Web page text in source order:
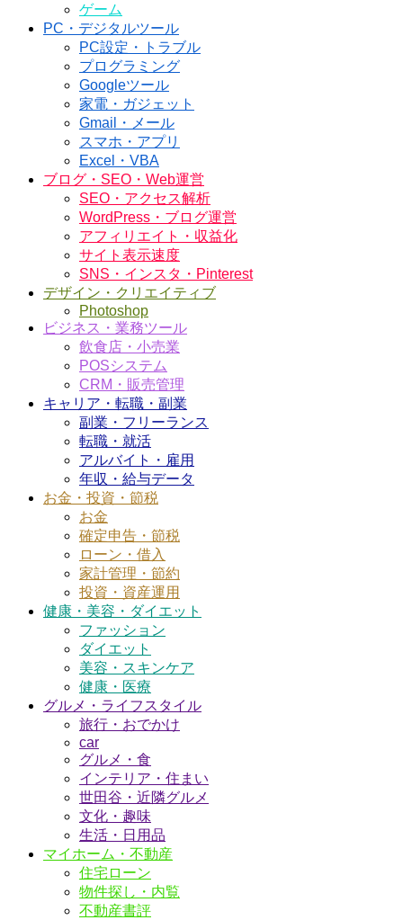
ゲーム
PC・デジタルツール
PC設定・トラブル
プログラミング
Googleツール
家電・ガジェット
Gmail・メール
スマホ・アプリ
Excel・VBA
ブログ・SEO・Web運営
SEO・アクセス解析
WordPress・ブログ運営
アフィリエイト・収益化
サイト表示速度
SNS・インスタ・Pinterest
デザイン・クリエイティブ
Photoshop
ビジネス・業務ツール
飲食店・小売業
POSシステム
CRM・販売管理
キャリア・転職・副業
副業・フリーランス
転職・就活
アルバイト・雇用
年収・給与データ
お金・投資・節税
お金
確定申告・節税
ローン・借入
家計管理・節約
投資・資産運用
健康・美容・ダイエット
ファッション
ダイエット
美容・スキンケア
健康・医療
グルメ・ライフスタイル
旅行・おでかけ
car
グルメ・食
インテリア・住まい
世田谷・近隣グルメ
文化・趣味
生活・日用品
マイホーム・不動産
住宅ローン
物件探し・内覧
不動産書評